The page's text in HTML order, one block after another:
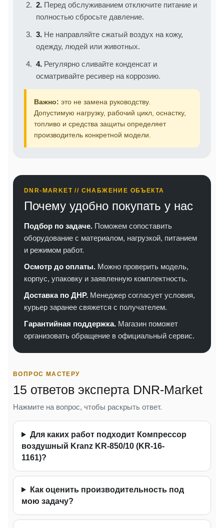
2. Перед обслуживанием отключите питание и
полностью сбросьте давление.
3. Не направляйте сжатый воздух на кожу,
одежду, людей или животных.
4. Регулярно сливайте конденсат и
осматривайте ресивер на коррозию.
Важно: это не замена руководству.
Допустимую нагрузку, рабочий цикл, оснастку,
топливо и средства защиты определяет
производитель конкретной модели.
DNR-MARKET // СНАБЖЕНИЕ ОБЪЕКТА
Почему удобно покупать у нас
Подбор по задаче. Поможем сопоставить
оборудование с материалом, нагрузкой, питанием
и режимом работ.
Осмотр до оплаты. Можно проверить модель,
корпус, упаковку и заявленную комплектность.
Доставка по ДНР. Менеджер согласует условия,
курьер заранее свяжется с получателем.
Гарантийная поддержка. Магазин поможет
организовать обращение в официальный сервис.
ВОПРОС МАСТЕРУ
15 ответов эксперта DNR-Market
Нажмите на вопрос, чтобы раскрыть ответ.
Для каких работ подходит Компрессор
воздушный Kranz KR-850/10 (KR-16-
1161)?
Как оценить производительность под
мою задачу?